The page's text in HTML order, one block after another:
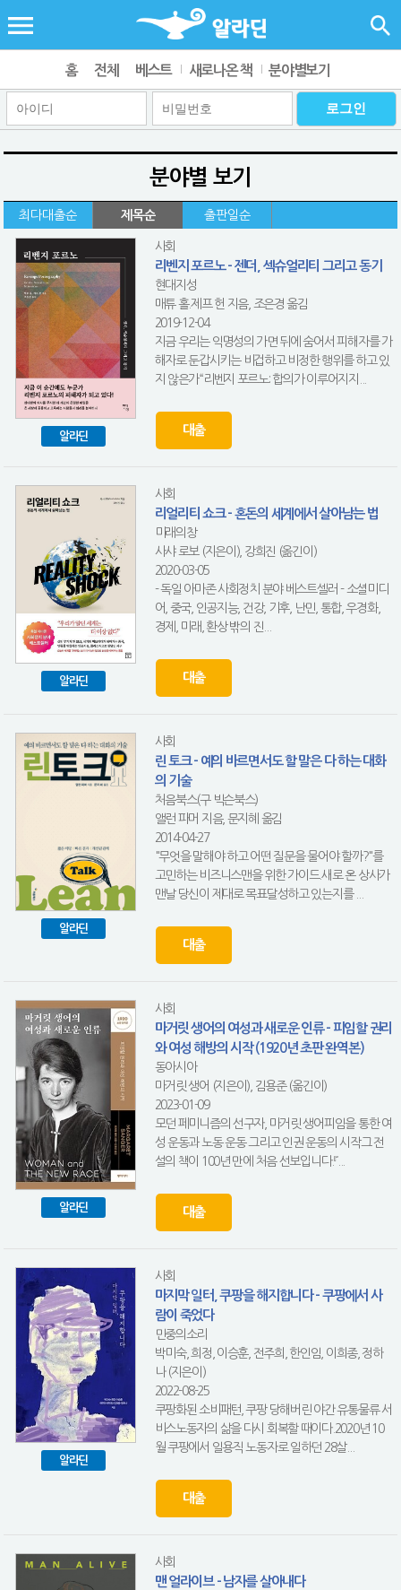
홈 전체 베스트 새로나온 책 분야별보기
분야별 보기
최다대출순 제목순 출판일순
알라딘
사회
리벤지 포르노 - 젠더, 섹슈얼리티 그리고 동기
현대지성
매튜 홀.제프 헌 지음, 조은경 옮김
2019-12-04
지금 우리는 익명성의 가면 뒤에 숨어서 피해자를 가
해자로 둔갑시키는 비겁하고 비정한 행위를 하고 있
지 않은가“리벤지 포르노: 합의가 이루어지지...
대출
알라딘
사회
리얼리티 쇼크 - 혼돈의 세계에서 살아남는 법
미래의창
사샤 로보 (지은이), 강희진 (옮긴이)
2020-03-05
- 독일 아마존 사회정치 분야 베스트셀러 - 소셜미디
어, 중국, 인공지능, 건강, 기후, 난민, 통합, 우경화,
경제, 미래, 환상 밖의 진...
대출
알라딘
사회
린 토크 - 예의 바르면서도 할 말은 다 하는 대화
의 기술
처음북스(구 빅슨북스)
앨런 파머 지음, 문지혜 옮김
2014-04-27
"무엇을 말해야 하고 어떤 질문을 물어야 할까?"를
고민하는 비즈니스맨을 위한 가이드.새로 온 상사가
맨날 당신이 제대로 목표달성하고 있는지를 ...
대출
알라딘
사회
마거릿 생어의 여성과 새로운 인류 - 피임할 권리
와 여성 해방의 시작 (1920년 초판 완역본)
동아시아
마거릿 생어 (지은이), 김용준 (옮긴이)
2023-01-09
모던 페미니즘의 선구자, 마거릿 생어피임을 통한 여
성 운동과 노동 운동 그리고 인권 운동의 시작그 전
설의 책이 100년 만에 처음 선보입니다.『...
대출
알라딘
사회
마지막 일터, 쿠팡을 해지합니다 - 쿠팡에서 사
람이 죽었다
민중의소리
박미숙, 희정, 이승훈, 전주희, 한인임, 이희종, 정하
나 (지은이)
2022-08-25
쿠팡화된 소비패턴, 쿠팡 당해버린 야간 유통물류 서
비스노동자의 삶을 다시 회복할 때이다.2020년 10
월 쿠팡에서 일용직 노동자로 일하던 28살...
대출
사회
맨 얼라이브 - 남자를 살아내다